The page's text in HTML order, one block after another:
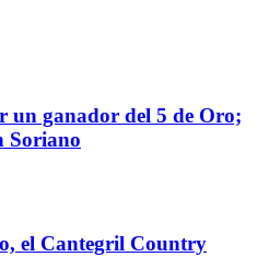
un ganador del 5 de Oro;
Soriano
el Cantegril Country